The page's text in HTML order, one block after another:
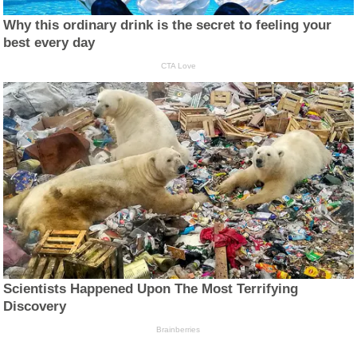
Why this ordinary drink is the secret to feeling your
best every day
CTA Love
Scientists Happened Upon The Most Terrifying
Discovery
Brainberries